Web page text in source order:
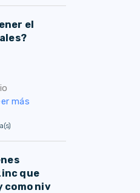
el
más
que
como niv